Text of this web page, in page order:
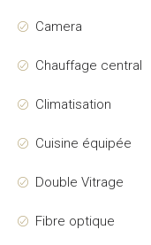
Camera
Chauffage central
Climatisation
Cuisine équipée
Double Vitrage
Fibre optique